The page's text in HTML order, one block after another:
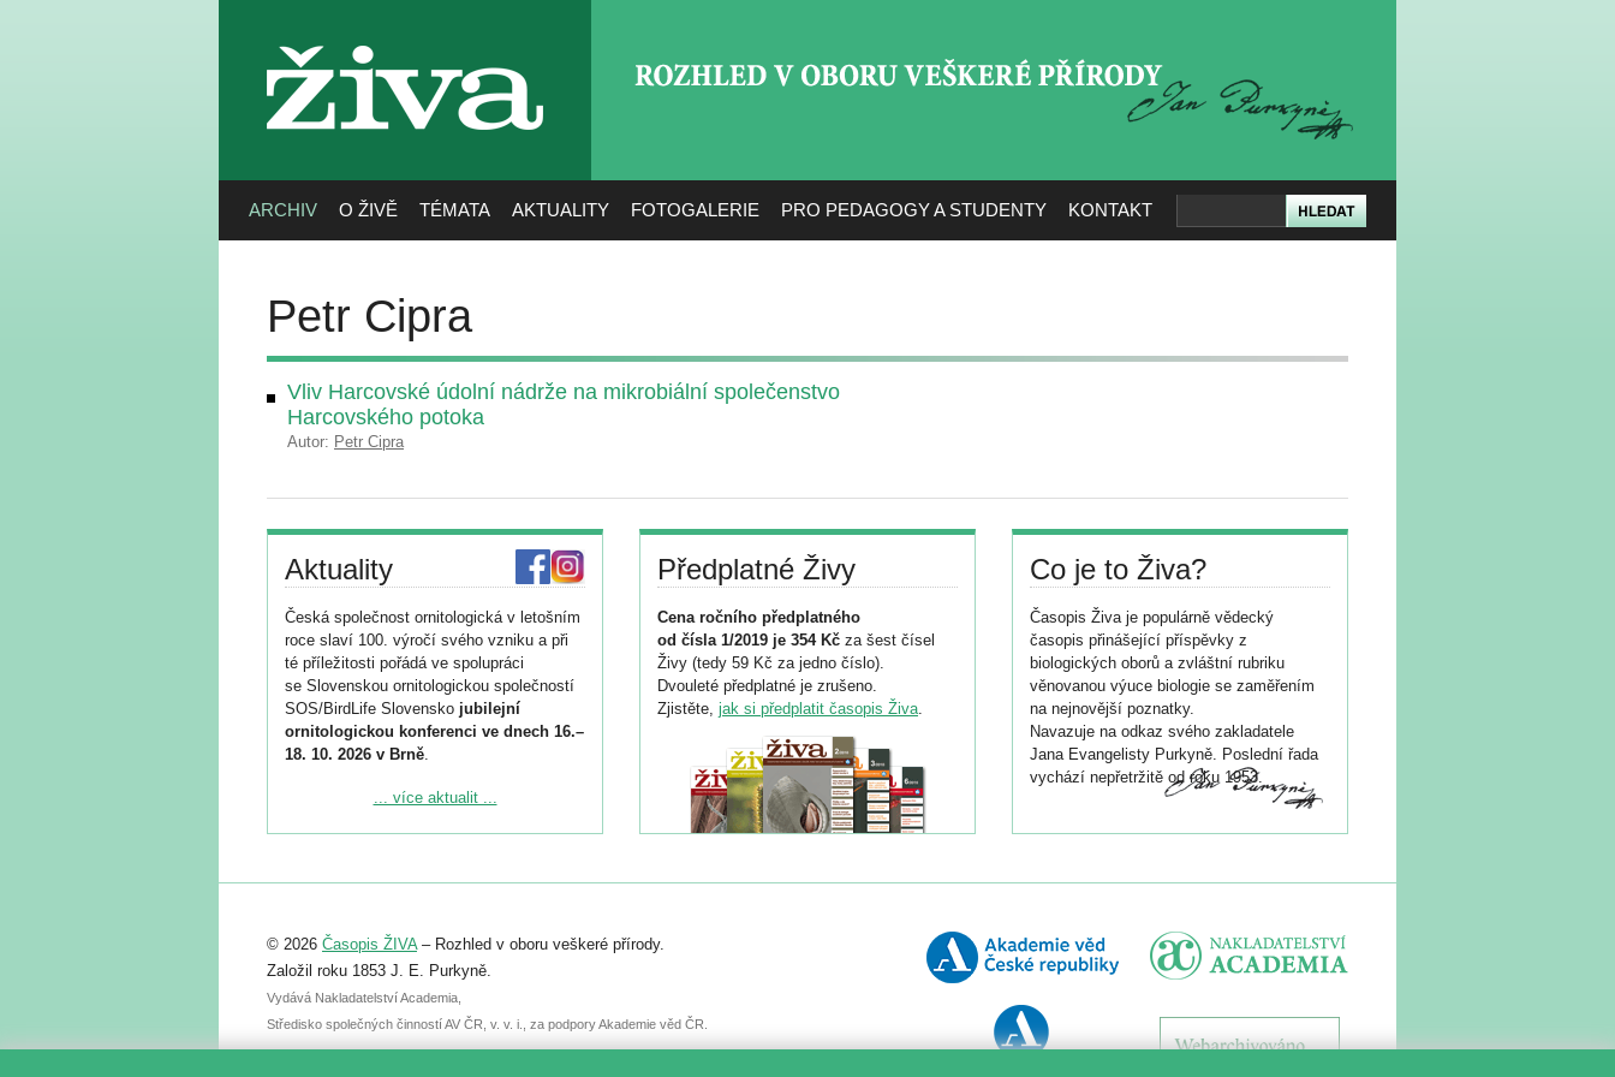
živa
ARCHIV O ŽIVĚ TÉMATA AKTUALITY FOTOGALERIE PRO PEDAGOGY A STUDENTY KONTAKT
Petr Cipra
Vliv Harcovské údolní nádrže na mikrobiální společenstvo
Harcovského potoka
Autor: Petr Cipra
Aktuality
Česká společnost ornitologická v letošním
roce slaví 100. výročí svého vzniku a při
té příležitosti pořádá ve spolupráci
se Slovenskou ornitologickou společností
SOS/BirdLife Slovensko jubilejní
ornitologickou konferenci ve dnech 16.–
18. 10. 2026 v Brně.
Podrobnější informace ke konferenci
Registrovat se můžete do 6. září.
abstraktu přihlášené přednášky nebo
posteru je už 30. června.
... více aktualit ...
Předplatné Živy
Cena ročního předplatného
od čísla 1/2019 je 354 Kč za šest čísel
Živy (tedy 59 Kč za jedno číslo).
Dvouleté předplatné je zrušeno.
Zjistěte, jak si předplatit časopis Živa.
Co je to Živa?
Časopis Živa je populárně vědecký
časopis přinášející příspěvky z
biologických oborů a zvláštní rubriku
věnovanou výuce biologie se zaměřením
na nejnovější poznatky.
Navazuje na odkaz svého zakladatele
Jana Evangelisty Purkyně. Poslední řada
vychází nepřetržitě od roku 1953.
© 2026 Časopis ŽIVA– Rozhled v oboru veškeré přírody.
Založil roku 1853 J. E. Purkyně.
Vydává Nakladatelství Academia,
Středisko společných činností AV ČR, v. v. i., za podpory Akademie věd ČR.